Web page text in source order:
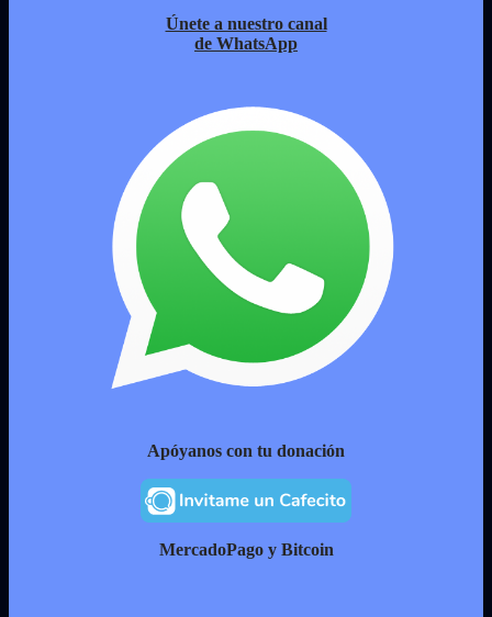
Únete a nuestro canal
de WhatsApp
Apóyanos con tu donación
MercadoPago y Bitcoin